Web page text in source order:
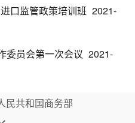
口监管政策培训班 2021-
委员会第一次会议 2021-
民共和国商务部